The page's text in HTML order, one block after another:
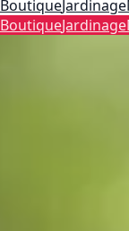
BoutiqueJardinage
BoutiqueJardinage